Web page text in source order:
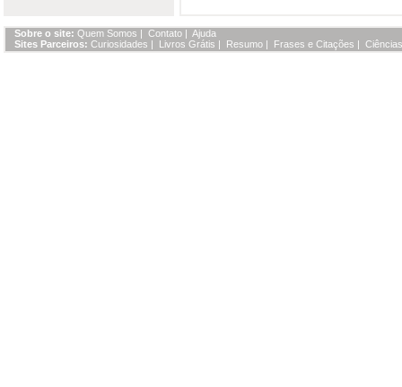
Sobre o site: Quem Somos | Contato | Ajuda
Sites Parceiros: Curiosidades | Livros Grátis | Resumo | Frases e Citações |